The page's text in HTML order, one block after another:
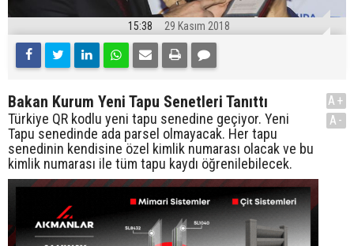
15:38 29 Kasım 2018
Bakan Kurum Yeni Tapu Senetleri Tanıttı
Türkiye QR kodlu yeni tapu senedine geçiyor. Yeni
Tapu senedinde ada parsel olmayacak. Her tapu
senedinin kendisine özel kimlik numarası olacak ve bu
kimlik numarası ile tüm tapu kaydı öğrenilebilecek.
A+
A-